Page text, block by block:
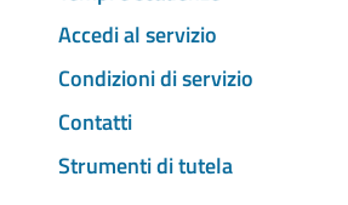
Accedi al servizio
Condizioni di servizio
Contatti
Strumenti di tutela